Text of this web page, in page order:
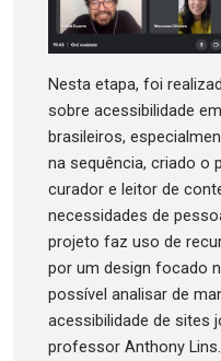
Nesta etapa, foi
sobre acessibilidade
brasileiros,
na sequência, criado o
curador e leitor de
necessidades de
projeto faz uso de
por um design focado
possível analisar de
acessibilidade de sites
professor Anthony